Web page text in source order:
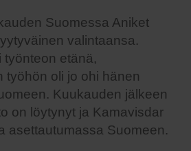
Suomessa Aniket
valintaansa.
työnteon etänä,
työhön oli jo ohi hänen
Kuukauden jälkeen
on löytynyt ja Kamavisdar
asettautumassa Suomeen.